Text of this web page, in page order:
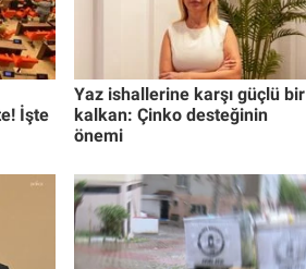
İşte
Yaz ishallerine karşı güçlü bir
kalkan: Çinko desteğinin
önemi